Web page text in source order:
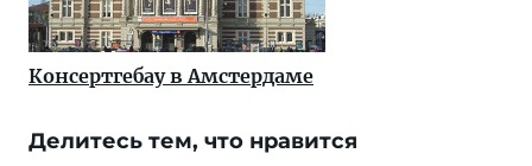
Консертгебау в Амстердаме
Делитесь тем, что нравится